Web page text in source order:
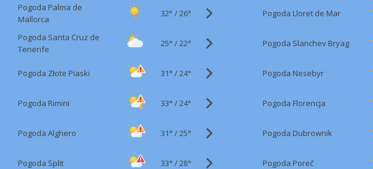
Pogoda Palma de
Mallorca
32° /26° Pogoda Lloret de Mar
Pogoda Santa Cruz de
Tenerife
25° /22° Pogoda Slanchev Bryag
Pogoda Złote Piaski 31° /24° Pogoda Nesebyr
Pogoda Rimini 33° /24° Pogoda Florencja
Pogoda Alghero 31° /25° Pogoda Dubrownik
Pogoda Split 33° /28° Pogoda Poreč